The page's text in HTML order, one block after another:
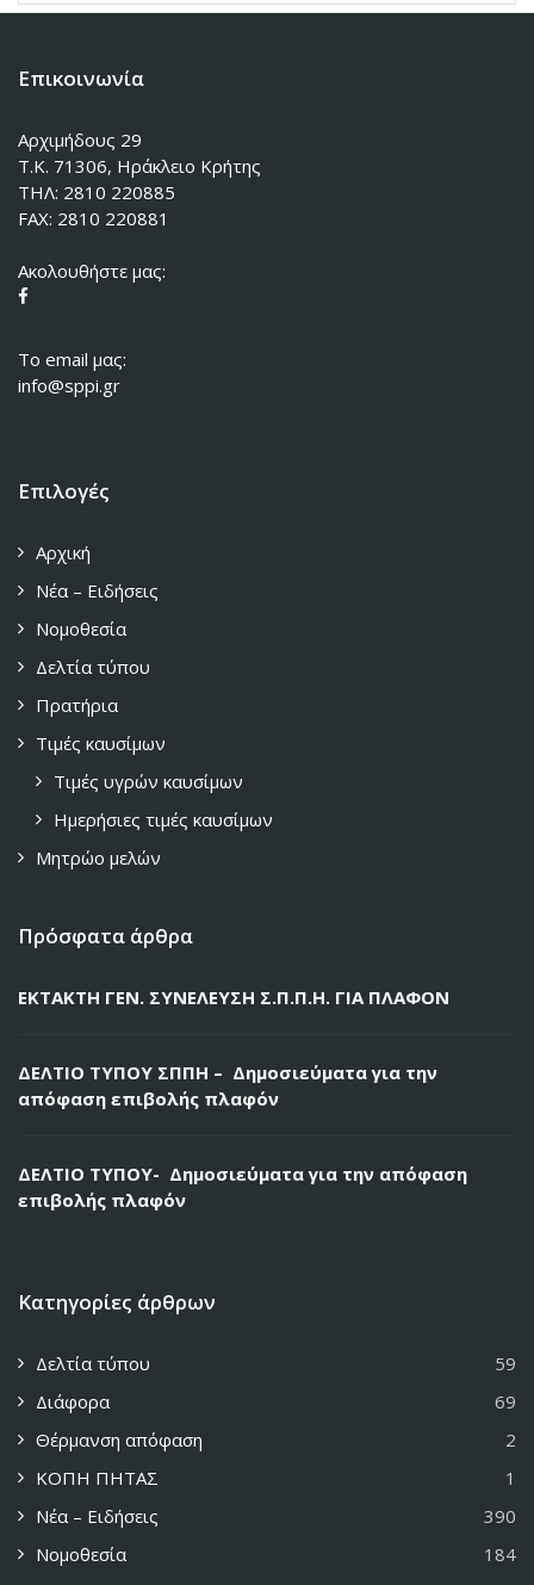
Επικοινωνία
Αρχιμήδους 29
Τ.Κ. 71306, Ηράκλειο Κρήτης
ΤΗΛ: 2810 220885
FAX: 2810 220881
Ακολουθήστε μας:
To email μας:
info@sppi.gr
Επιλογές
Αρχική
Νέα – Ειδήσεις
Νομοθεσία
Δελτία τύπου
Πρατήρια
Τιμές καυσίμων
Τιμές υγρών καυσίμων
Ημερήσιες τιμές καυσίμων
Μητρώο μελών
Πρόσφατα άρθρα
ΕΚΤΑΚΤΗ ΓΕΝ. ΣΥΝΕΛΕΥΣΗ Σ.Π.Π.Η. ΓΙΑ ΠΛΑΦΟΝ
ΔΕΛΤΙΟ ΤΥΠΟΥ ΣΠΠΗ – Δημοσιεύματα για την
απόφαση επιβολής πλαφόν
ΔΕΛΤΙΟ ΤΥΠΟΥ- Δημοσιεύματα για την απόφαση
επιβολής πλαφόν
Κατηγορίες άρθρων
Δελτία τύπου
59
Διάφορα
69
Θέρμανση απόφαση
2
ΚΟΠΗ ΠΗΤΑΣ
1
Νέα – Ειδήσεις
390
Νομοθεσία
184